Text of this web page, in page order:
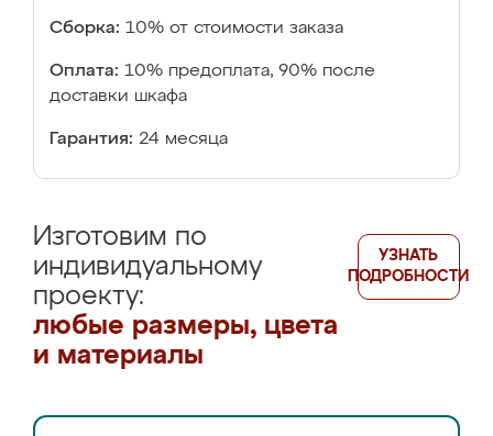
Сборка: 10% от стоимости заказа
Оплата: 10% предоплата, 90% после
доставки шкафа
Гарантия: 24 месяца
Изготовим по
индивидуальному
проекту:
любые размеры, цвета
и материалы
УЗНАТЬ
ПОДРОБНОСТИ